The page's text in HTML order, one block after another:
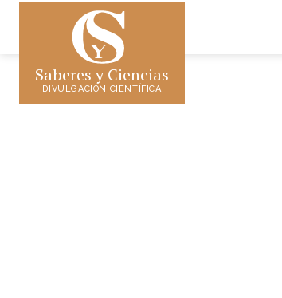
Saberes y Ciencias
DIVULGACIÓN CIENTÍFICA